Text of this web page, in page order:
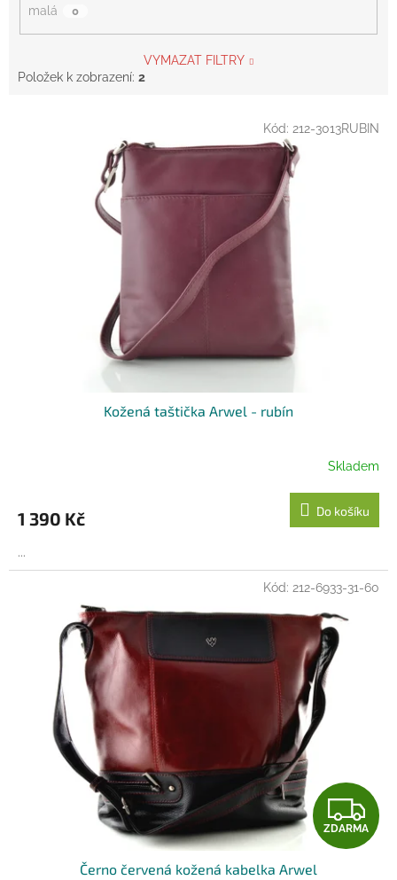
malá 0
VYMAZAT FILTRY
Položek k zobrazení: 2
Kožená taštička Arwel - rubín
Skladem
1 390 Kč Do košíku
...
Kód: 212-3013RUBIN
Z
D
ZDARMA
Černo červená kožená kabelka Arwel
Kód: 212-6933-31-60